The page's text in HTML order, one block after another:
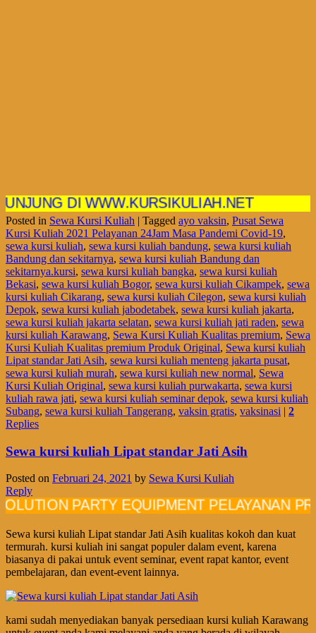
DI WWW.KURSIKULIAH.NET
Posted in Sewa Kursi Kuliah | Tagged ayo vaksin, Pusat Sewa
Kursi Kuliah 2021 Pelayanan 24Jam Masa Pandemi Covid-19,
sewa kursi kuliah, sewa kursi kuliah bandung, sewa kursi kuliah
Bandung dan sekitarnya, sewa kursi kuliah Bandung dan
sekitarnya.kursi, sewa kursi kuliah bangka, sewa kursi kuliah
Bekasi, sewa kursi kuliah Bogor, sewa kursi kuliah Cikampek, sewa
kursi kuliah Cikarang, sewa kursi kuliah Cilegon, sewa kursi kuliah
Depok, sewa kursi kuliah jabodetabek, sewa kursi kuliah jakarta,
sewa kursi kuliah jakarta selatan, sewa kursi kuliah jati raden, sewa
kursi kuliah Karawang, Sewa Kursi Kuliah Kualitas premium, Sewa
Kursi Kuliah Kualitas premium Produk Original, Sewa kursi kuliah
Lipat standar Jati Asih, sewa kursi kuliah menteng jakarta pusat,
sewa kursi kuliah murah, sewa kursi kuliah new normal, Sewa
Kursi Kuliah Original, sewa kursi kuliah purwakarta, sewa kursi
kuliah rawa jati, sewa kursi kuliah seminar depok, sewa kursi kuliah
Subang, sewa kursi kuliah Tangerang, vaksin gratis, vaksinasi | 2
Replies
Sewa kursi kuliah Lipat standar Jati Asih
Posted on Februari 24, 2021 by Sewa Kursi Kuliah
Reply
PARTY EQUIPMENT PELAYANAN
Sewa kursi kuliah Lipat standar Jati Asih kualitas kokoh dan kuat
termurah. kursi kuliah ini sangat populer dalam event, karena
biasanya di pakai untuk event seminar, event rapat kantor, event
pembelajaran, dan event-event lainnya.
kami sudah menyediakan banyak persediaan kursi kuliah Karawang